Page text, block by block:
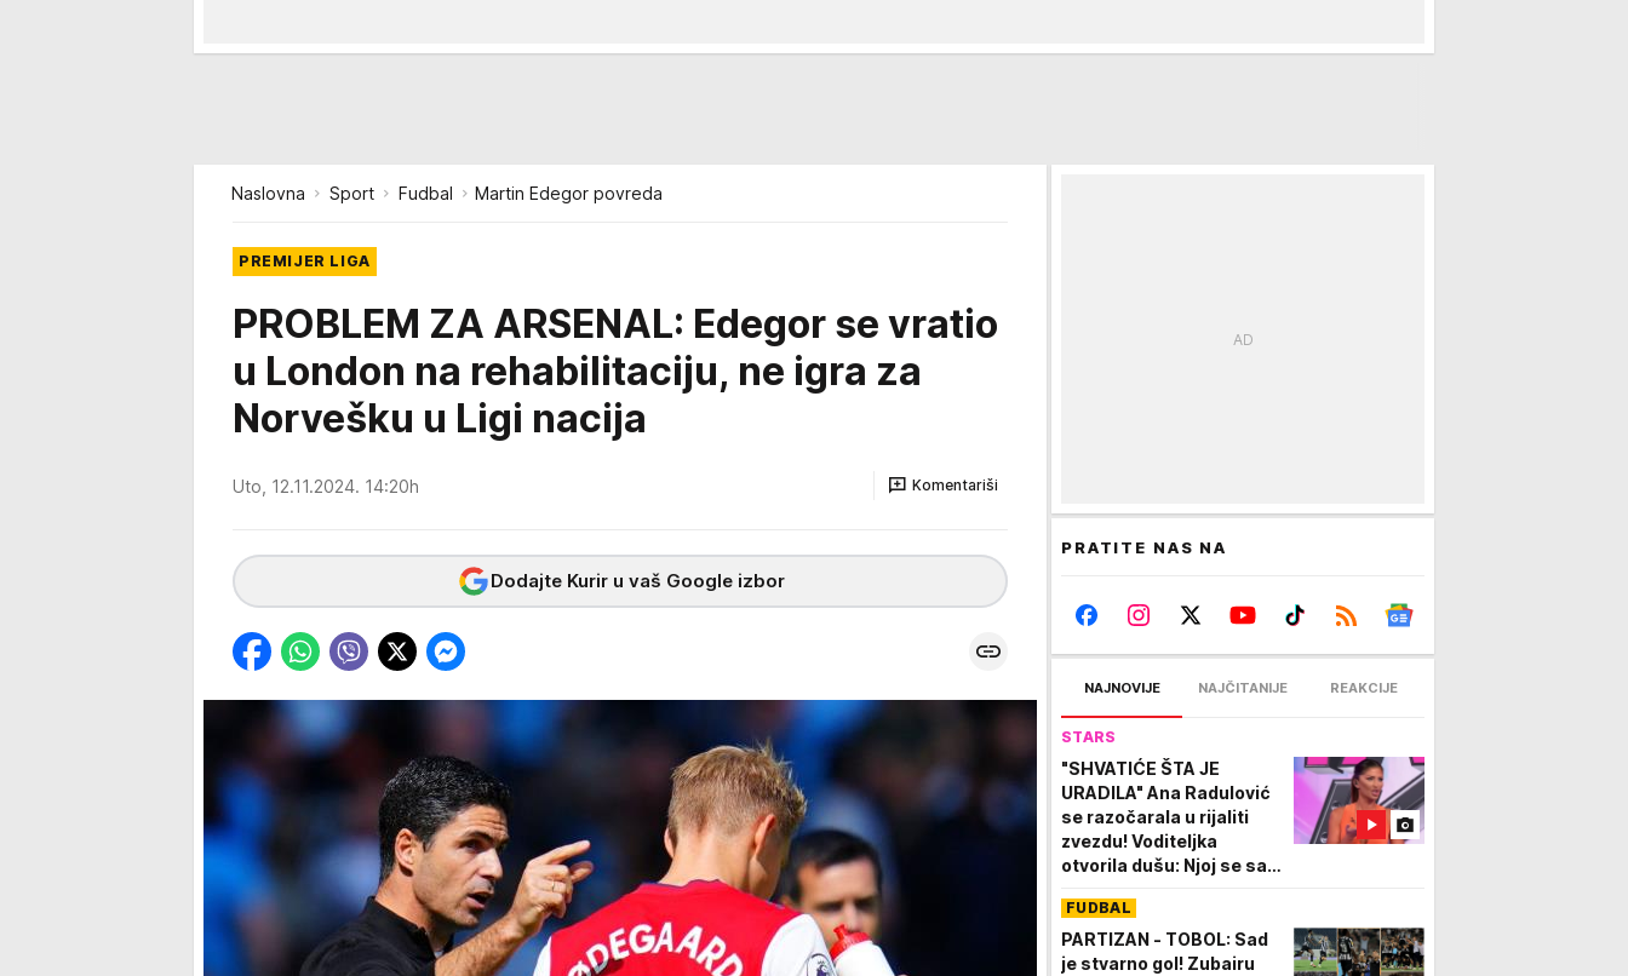
Naslovna Sport Fudbal Martin Edegor povreda
PREMIJER LIGA
PROBLEM ZA ARSENAL: Edegor se vratio
u London na rehabilitaciju, ne igra za
Norvešku u Ligi nacija
Uto, 12.11.2024. 14:20h Komentariši
Dodajte Kurir u vaš Google izbor
PRATITE NAS NA
NAJNOVIJE NAJČITANIJE REAKCIJE
STARS
"SHVATIĆE ŠTA JE
URADILA" Ana Radulović
se razočarala u rijaliti
zvezdu! Voditeljka
otvorila dušu: Njoj se sad
FUDBAL
PARTIZAN - TOBOL: Sad
je stvarno gol! Zubairu